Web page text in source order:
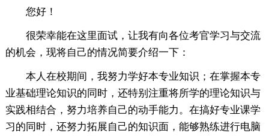
您好！
很荣幸能在这里面试，让我有向各位考官学习与交流
的机会，现将自己的情况简要介绍一下：
本人在校期间，我努力学好本专业知识；在掌握本专
业基础理论知识的同时，还特别注重将所学的理论知识与
实践相结合，努力培养自己的动手能力。在搞好专业课学
习的同时，还努力拓展自己的知识面，能够熟练进行电脑